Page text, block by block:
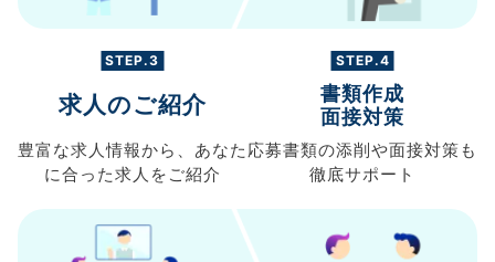
STEP.3
求人のご紹介
豊富な求人情報から、 あなた
に合った求人を ご紹介
STEP.4
書類作成
面接対策
応募書類の添削や面接対策も
徹底サポート